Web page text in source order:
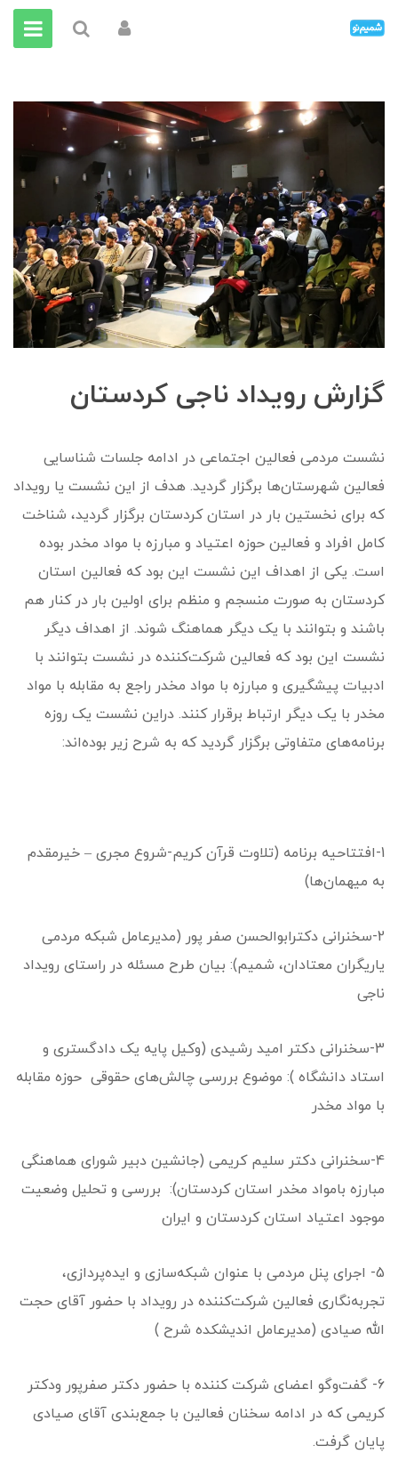
گزارش رویداد ناجی کردستان
نشست مردمی فعالین اجتماعی در ادامه جلسات شناسایی
فعالین شهرستان‌ها برگزار گردید. هدف از این نشست یا رویداد
که برای نخستین بار در استان کردستان برگزار گردید، شناخت
کامل افراد و فعالین حوزه اعتیاد و مبارزه با مواد مخدر بوده
است. یکی از اهداف این نشست این بود که فعالین استان
کردستان به صورت منسجم و منظم برای اولین بار در کنار هم
باشند و بتوانند با یک دیگر هماهنگ شوند. از اهداف دیگر
نشست این بود که فعالین شرکت‌کننده در نشست بتوانند با
ادبیات پیشگیری و مبارزه با مواد مخدر راجع به مقابله با مواد
مخدر با یک دیگر ارتباط برقرار کنند. دراین نشست یک روزه
برنامه‌های متفاوتی برگزار گردید که به شرح زیر بوده‌اند:
1-افتتاحیه برنامه (تلاوت قرآن کریم-شروع مجری – خیرمقدم
به میهمان‌ها)
2-سخنرانی دکترابوالحسن صفر پور (مدیرعامل شبکه مردمی
یاریگران معتادان، شمیم): بیان طرح مسئله در راستای رویداد
ناجی
3-سخنرانی دکتر امید رشیدی (وکیل پایه یک دادگستری و
استاد دانشگاه ): موضوع بررسی چالش‌های حقوقی حوزه مقابله
با مواد مخدر
4-سخنرانی دکتر سلیم کریمی (جانشین دبیر شورای هماهنگی
مبارزه بامواد مخدر استان کردستان): بررسی و تحلیل وضعیت
موجود اعتیاد استان کردستان و ایران
5- اجرای پنل مردمی با عنوان شبکه‌سازی و ایده‌پردازی،
تجربه‌نگاری فعالین شرکت‌کننده در رویداد با حضور آقای حجت
الله صیادی (مدیرعامل اندیشکده شرح )
6- گفت‌و‌گو اعضای شرکت کننده با حضور دکتر صفرپور ودکتر
کریمی که در ادامه سخنان فعالین با جمع‌بندی آقای صیادی
پایان گرفت.